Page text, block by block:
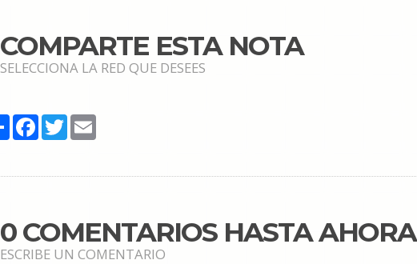
COMPARTE ESTA NOTA
SELECCIONA LA RED QUE DESEES
ShareFacebook
TwitterEmail
0 COMENTARIOS HASTA AHORA
ESCRIBE UN COMENTARIO